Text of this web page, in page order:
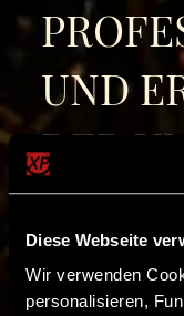
Diese Webseite
Wir verwenden
personalisieren,
UND
DER
VON
Die gewohnte